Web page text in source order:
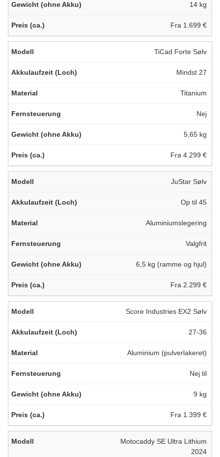
14 kg
Fra 1.699 €
TiCad Forte Sølv
Mindst 27
Titanium
Nej
5,65 kg
Fra 4.299 €
JuStar Sølv
Op til 45
Aluminiumslegering
Valgfrit
6,5 kg (ramme og hjul)
Fra 2.299 €
Score Industries EX2 Sølv
27-36
Aluminium (pulverlakeret)
Nej til
9 kg
Fra 1.399 €
Motocaddy SE Ultra Lithium
2024